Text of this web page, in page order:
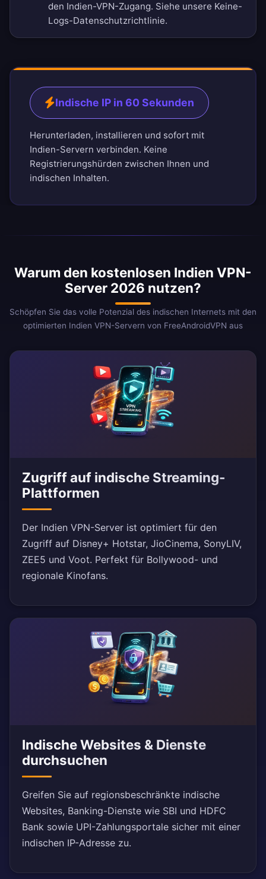
den Indien-VPN-Zugang. Siehe unsere Keine-
Logs-Datenschutzrichtlinie.
Indische IP in 60 Sekunden
Herunterladen, installieren und sofort mit
Indien-Servern verbinden. Keine
Registrierungshürden zwischen Ihnen und
indischen Inhalten.
Warum den kostenlosen Indien VPN-
Server 2026 nutzen?
Schöpfen Sie das volle Potenzial des indischen Internets mit den
optimierten Indien VPN-Servern von FreeAndroidVPN aus
Zugriff auf indische Streaming-
Plattformen
Der Indien VPN-Server ist optimiert für den
Zugriff auf Disney+ Hotstar, JioCinema, SonyLIV,
ZEE5 und Voot. Perfekt für Bollywood- und
regionale Kinofans.
Indische Websites & Dienste
durchsuchen
Greifen Sie auf regionsbeschränkte indische
Websites, Banking-Dienste wie SBI und HDFC
Bank sowie UPI-Zahlungsportale sicher mit einer
indischen IP-Adresse zu.